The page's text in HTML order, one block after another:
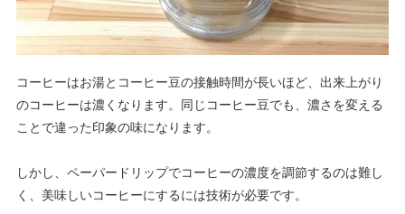
コーヒーはお湯とコーヒー豆の接触時間が長いほど、出来上がり
のコーヒーは濃くなります。同じコーヒー豆でも、濃さを変える
ことで違った印象の味になります。
しかし、ペーパードリップでコーヒーの濃度を調節するのは難し
く、美味しいコーヒーにするには技術が必要です。